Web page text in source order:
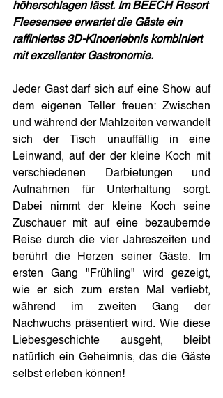
höherschlagen lässt. Im BEECH Resort
Fleesensee erwartet die Gäste ein
raffiniertes 3D-Kinoerlebnis kombiniert
mit exzellenter Gastronomie.
Jeder Gast darf sich auf eine Show auf
dem eigenen Teller freuen: Zwischen
und während der Mahlzeiten verwandelt
sich der Tisch unauffällig in eine
Leinwand, auf der der kleine Koch mit
verschiedenen Darbietungen und
Aufnahmen für Unterhaltung sorgt.
Dabei nimmt der kleine Koch seine
Zuschauer mit auf eine bezaubernde
Reise durch die vier Jahreszeiten und
berührt die Herzen seiner Gäste. Im
ersten Gang "Frühling" wird gezeigt,
wie er sich zum ersten Mal verliebt,
während im zweiten Gang der
Nachwuchs präsentiert wird. Wie diese
Liebesgeschichte ausgeht, bleibt
natürlich ein Geheimnis, das die Gäste
selbst erleben können!